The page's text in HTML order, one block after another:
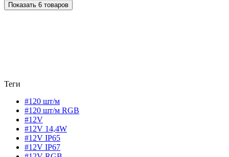
Показать 6 товаров
Теги
#120 шт/м
#120 шт/м RGB
#12V
#12V 14,4W
#12V IP65
#12V IP67